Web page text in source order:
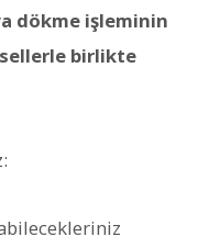
dökme işleminin
birlikte